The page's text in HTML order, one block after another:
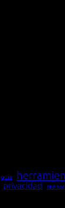
guía
privacidad red